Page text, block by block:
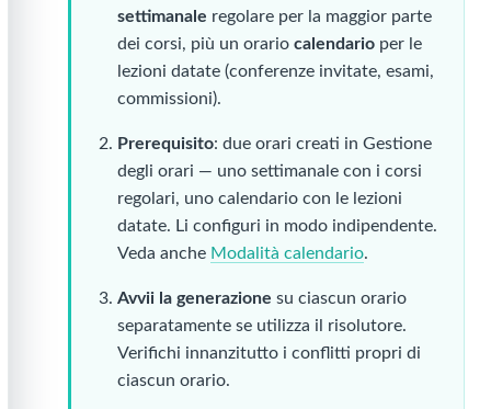
settimanale regolare per la maggior parte
dei corsi, più un orariocalendario per le
lezioni datate (conferenze invitate, esami,
commissioni).
Prerequisito: due orari creati in Gestione
degli orari — uno settimanale con i corsi
regolari, uno calendario con le lezioni
datate. Li configuri in modo indipendente.
Veda anche Modalità calendario.
Avvii la generazione su ciascun orario
separatamente se utilizza il risolutore.
Verifichi innanzitutto i conflitti propri di
ciascun orario.